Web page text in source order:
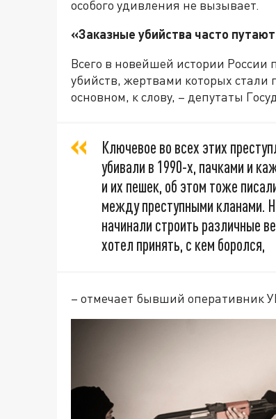
особого удивления не вызывает.
«Заказные убийства часто
Всего в новейшей истории России
убийств, жертвами которых стали
основном, к слову, – депутаты
Ключевое во всех этих
убивали в 1990-х, пачками и
и их пешек, об этом тоже
между преступными кланами.
начинали строить различные
хотел принять, с кем боролся,
– отмечает бывший оперативник